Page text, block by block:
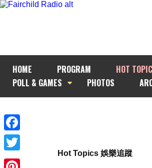
HOME PROGRAM HOT
POLL & GAMES
PHOTOS
Facebook
Twitter
Hot Topics 娛樂追蹤